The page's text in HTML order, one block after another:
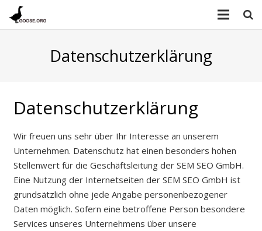
Datenschutzerklärung
Datenschutzerklärung
Wir freuen uns sehr über Ihr Interesse an unserem
Unternehmen. Datenschutz hat einen besonders hohen
Stellenwert für die Geschäftsleitung der SEM SEO GmbH.
Eine Nutzung der Internetseiten der SEM SEO GmbH ist
grundsätzlich ohne jede Angabe personenbezogener
Daten möglich. Sofern eine betroffene Person besondere
Services unseres Unternehmens über unsere